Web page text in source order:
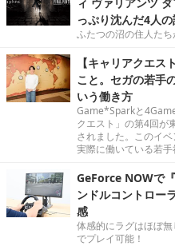
っぷり沈んだ4人
ふたつの沼の住人たち
【キャリアクエス
こと。セガの若手
いう働き方
Game*Sparkと
クエスト」の第4回が
されました。このイ
実際に働いている若手
GeForce NOWで
ンドルコントロー
感
体感的にラグはほぼ
でプレイ可能！